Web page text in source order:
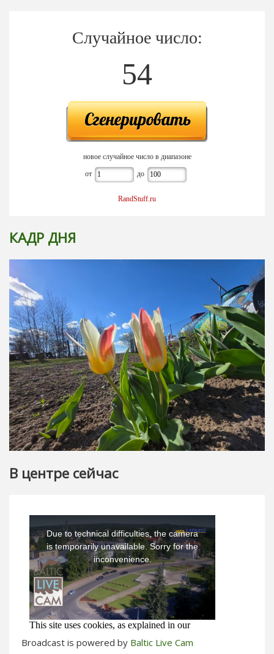
Случайное число:
54
новое случайное число в диапазоне
от до
RandStuff.ru
КАДР ДНЯ
В центре сейчас
Broadcast is powered by Baltic Live Cam